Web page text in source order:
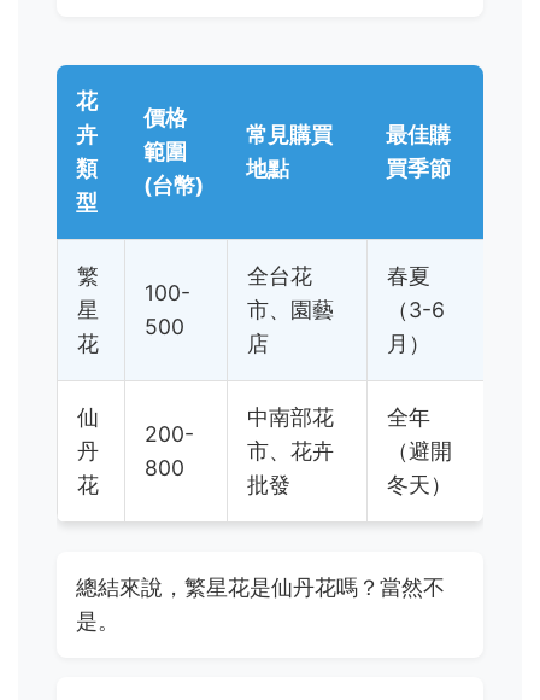
花
卉
類
型
價格
範圍
(台幣)
常見購買
地點
最佳購
買季節
繁
星
花
100-
500
全台花
市、園藝
店
春夏
（3-6
月）
仙
丹
花
200-
800
中南部花
市、花卉
批發
全年
（避開
冬天）
總結來說，繁星花是仙丹花嗎？當然不
是。